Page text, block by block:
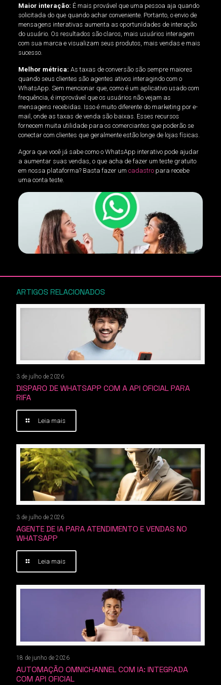
Maior interação: É mais provável que uma pessoa aja quando
solicitada do que quando achar conveniente. Portanto, o envio de
mensagens interativas aumenta as oportunidades de interação
do usuário. Os resultados são claros, mais usuários interagem
com sua marca e visualizam seus produtos, mais vendas e mais
sucesso.
Melhor métrica: As taxas de conversão são sempre maiores
quando seus clientes são agentes ativos interagindo com o
WhatsApp. Sem mencionar que, como é um aplicativo usado com
frequência, é improvável que os usuários não vejam as
mensagens recebidas. Isso é muito diferente do marketing por e-
mail, onde as taxas de venda são baixas. Esses recursos
fornecem muita utilidade para os comerciantes que poderão se
conectar com clientes que geralmente estão longe de lojas físicas.
Agora que você já sabe como o WhatsApp interativo pode ajudar
a aumentar suas vendas, o que acha de fazer um teste gratuito
em nossa plataforma? Basta fazer um cadastropara recebe
uma conta teste.
ARTIGOS RELACIONADOS
3 de julho de 2026
DISPARO DE WHATSAPP COM A API OFICIAL PARA
RIFA
Leia mais
3 de julho de 2026
AGENTE DE IA PARA ATENDIMENTO E VENDAS NO
WHATSAPP
Leia mais
18 de junho de 2026
AUTOMAÇÃO OMNICHANNEL COM IA: INTEGRADA
COM API OFICIAL